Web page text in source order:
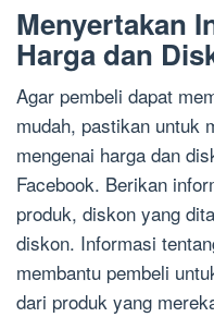
Menyertakan
Harga dan
Agar pembeli dapat
mudah, pastikan untuk
mengenai harga dan
Facebook. Berikan
produk, diskon yang
diskon. Informasi
membantu pembeli
dari produk yang